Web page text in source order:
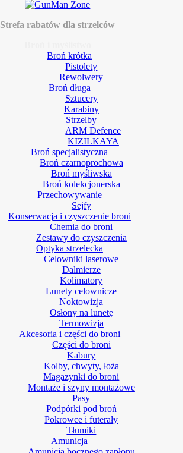
Strefa rabatów dla strzelców
Broń krótka
Pistolety
Rewolwery
Broń długa
Sztucery
Karabiny
Strzelby
ARM Defence
KIZILKAYA
Broń specjalistyczna
Broń czarnoprochowa
Broń myśliwska
Broń kolekcjonerska
Przechowywanie
Sejfy
Konserwacja i czyszczenie broni
Chemia do broni
Zestawy do czyszczenia
Optyka strzelecka
Celowniki laserowe
Dalmierze
Kolimatory
Lunety celownicze
Noktowizja
Osłony na lunetę
Termowizja
Akcesoria i części do broni
Części do broni
Kabury
Kolby, chwyty, łoża
Magazynki do broni
Montaże i szyny montażowe
Pasy
Podpórki pod broń
Pokrowce i futerały
Tłumiki
Amunicja